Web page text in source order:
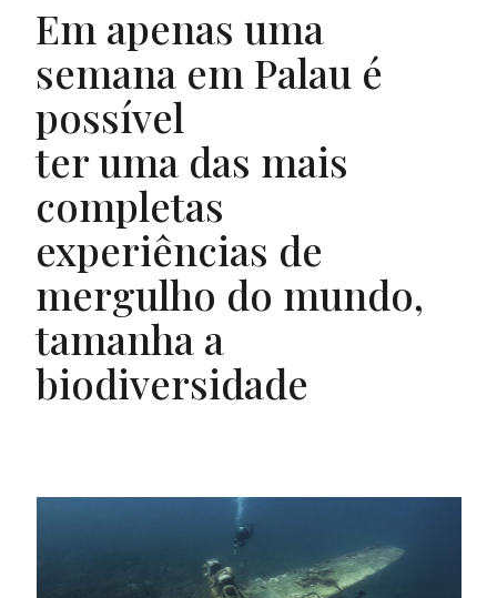
Em apenas uma
semana em Palau é
possível
ter uma das mais
completas
experiências de
mergulho do mundo,
tamanha a
biodiversidade